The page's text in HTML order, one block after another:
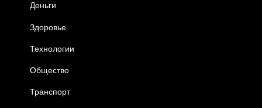
Деньги
Здоровье
Технологии
Общество
Транспорт